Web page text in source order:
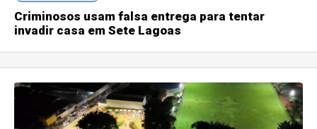
Criminosos usam falsa entrega para tentar
invadir casa em Sete Lagoas